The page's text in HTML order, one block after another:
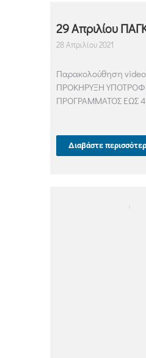
29 Απριλίου
28 Απριλίου 2021
Παρακολούθηση video
ΠΡΟΚΗΡΥΞΗ
ΠΡΟΓΡΑΜΜΑΤΟΣ ΕΩΣ 4
Διαβάστε